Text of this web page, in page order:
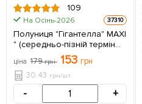
109
На Осінь-2026 37310
Полуниця "Гігантелла" MAXI
" (середньо-пізній термін
дозрівання, великоплідний
сорт) 5 шт в упаковці
ціна 179грн 153 грн
30.43 грн/шт
- +